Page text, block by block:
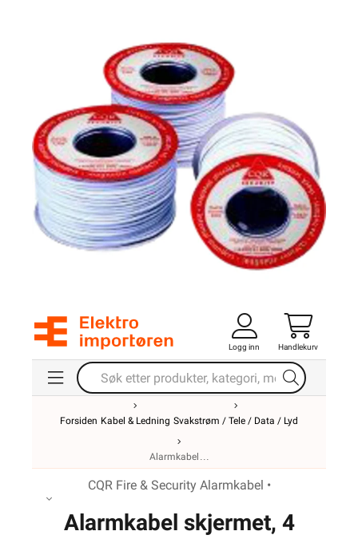
Logg inn Handlekurv
Forsiden Kabel & Ledning Svakstrøm / Tele / Data / Lyd
Alarmkabel
CQR Fire & Security Alarmkabel •
Alarmkabel skjermet, 4